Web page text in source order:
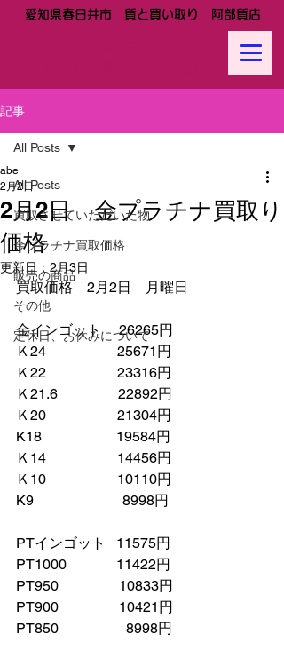
愛知県春日井市 質と買い取り 阿部質店
記事
All Posts
買取させていただいた物
金プラチナ買取価格
販売の商品
その他
定休日、お休みについて
All Posts
2月2日 金プラチナ買取り
価格
abe
2月2日
更新日： 2月3日
買取価格　2月2日　月曜日
金インゴット　 26265円
Ｋ24　　　　　25671円
Ｋ22　　　　　23316円
Ｋ21.6　　　　 22892円
Ｋ20　　　　　21304円
K18　　　　　 19584円
Ｋ14　　　　　14456円
Ｋ10　　　　　10110円
K9　　　　　　 8998円
PTインゴット   11575円
PT1000　　　  11422円
PT950　　　　 10833円
PT900　　　　 10421円
PT850　　　　   8998円